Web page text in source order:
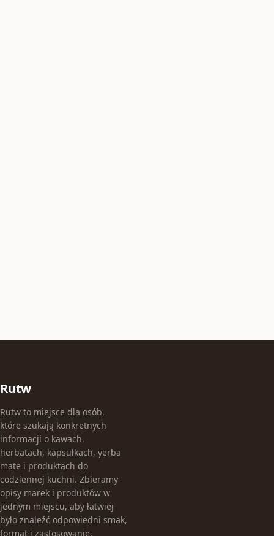
Rutw
Rutw to miejsce dla osób,
które szukają konkretnych
informacji o kawach,
herbatach, kapsułkach, yerba
mate i produktach do
codziennej kuchni. Zbieramy
opisy marek i produktów w
jednym miejscu, aby łatwiej
było znaleźć odpowiedni smak,
format i zastosowanie.